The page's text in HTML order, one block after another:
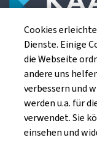
Die Kaack
Agrarterminbörsen.
Kaack
Am Markt 8
Cookies
Dienste. Einige
die Webseite
andere uns
verbessern und
werden u.a. für
verwendet. Sie
einsehen und